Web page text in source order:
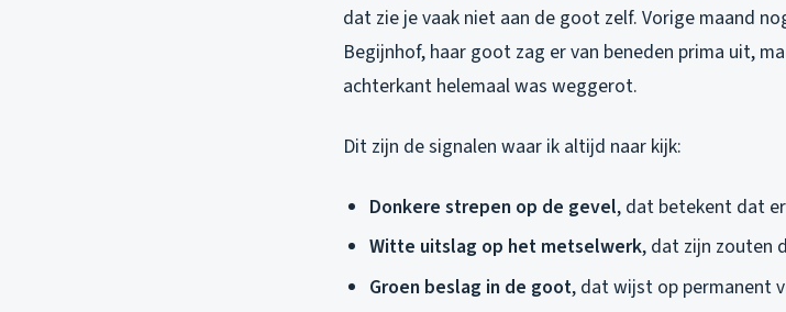
dat zie je vaak niet aan de goot zelf. Vorige maand
Begijnhof, haar goot zag er van beneden prima uit,
achterkant helemaal was weggerot.
Dit zijn de signalen waar ik altijd naar kijk:
Donkere strepen op de gevel, dat betekent dat
Witte uitslag op het metselwerk, dat zijn zouten
Groen beslag in de goot, dat wijst op permanent